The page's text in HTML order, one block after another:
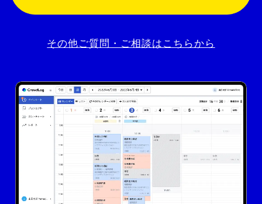
その他ご質問・ご相談はこちらから